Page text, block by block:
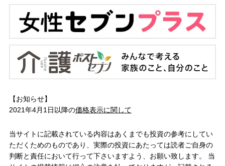
【お知らせ】
2021年4月1日以降の価格表示に関して
当サイトに記載されている内容はあくまでも投資の参考にしてい
ただくためのものであり、実際の投資にあたっては読者ご自身の
判断と責任において行って下さいますよう、お願い致します。 当